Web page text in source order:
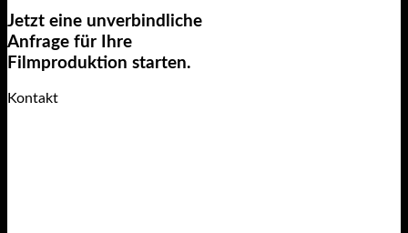
Jetzt eine unverbindliche
Anfrage für Ihre
Filmproduktion starten.
Kontakt